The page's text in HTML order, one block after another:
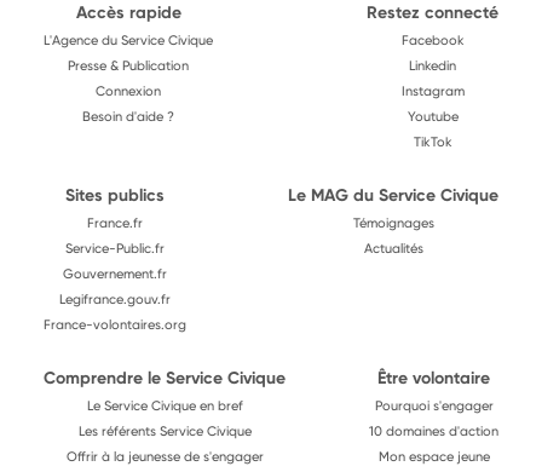
Accès rapide
L'Agence du Service Civique
Presse & Publication
Connexion
Besoin d'aide ?
Restez connecté
Facebook
Linkedin
Instagram
Youtube
TikTok
Sites publics
France.fr
Service-Public.fr
Gouvernement.fr
Legifrance.gouv.fr
France-volontaires.org
Le MAG du Service Civique
Témoignages
Actualités
Comprendre le Service Civique
Le Service Civique en bref
Les référents Service Civique
Offrir à la jeunesse de s'engager
Être volontaire
Pourquoi s'engager
10 domaines d'action
Mon espace jeune